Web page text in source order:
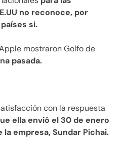
no reconoce, por
si.
mostraron Golfo de
pasada.
con la respuesta
ella envió el 30 de enero
empresa, Sundar Pichai.